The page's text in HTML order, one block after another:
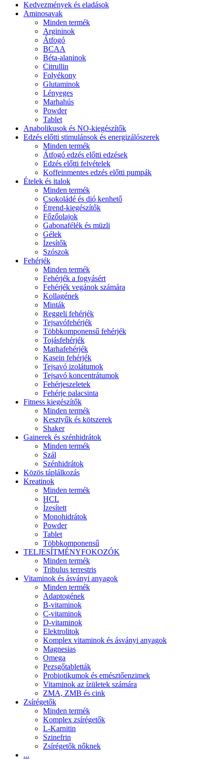
Kedvezmények és eladások
Aminosavak
Minden termék
Argininok
Átfogó
BCAA
Béta-alaninok
Citrullin
Folyékony
Glutaminok
Lényeges
Marhahús
Powder
Tablet
Anabolikusok és NO-kiegészítők
Edzés előtti stimulánsok és energizálószerek
Minden termék
Átfogó edzés előtti edzések
Edzés előtti felvételek
Koffeinmentes edzés előtti pumpák
Ételek és italok
Minden termék
Csokoládé és dió kenhető
Étrend-kiegészítők
Főzőolajok
Gabonafélék és müzli
Gélek
Ízesítők
Szószok
Fehérjék
Minden termék
Fehérjék a fogyásért
Fehérjék vegánok számára
Kollagének
Minták
Reggeli fehérjék
Tejsavófehérjék
Többkomponensű fehérjék
Tojásfehérjék
Marhafehérjék
Kasein fehérjék
Tejsavó izolátumok
Tejsavó koncentrátumok
Fehérjeszeletek
Fehérje palacsinta
Fitness kiegészítők
Minden termék
Kesztyűk és kötszerek
Shaker
Gainerek és szénhidrátok
Minden termék
Szál
Szénhidrátok
Közös táplálkozás
Kreatinok
Minden termék
HCL
Ízesített
Monohidrátok
Powder
Tablet
Többkomponensű
TELJESÍTMÉNYFOKOZÓK
Minden termék
Tribulus terrestris
Vitaminok és ásványi anyagok
Minden termék
Adaptogének
B-vitaminok
C-vitaminok
D-vitaminok
Elektrolitok
Komplex vitaminok és ásványi anyagok
Magnesias
Omega
Pezsgőtabletták
Probiotikumok és emésztőenzimek
Vitaminok az ízületek számára
ZMA, ZMB és cink
Zsírégetők
Minden termék
Komplex zsírégetők
L-Karnitin
Szinefrin
Zsírégetők nőknek
...